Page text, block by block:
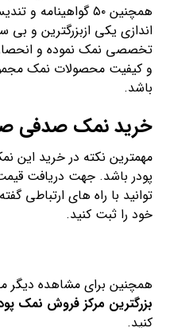
همچنین ۵۰
اندازی یکی ازبزرگترین و بی
تخصصی نمک نموده و
و کیفیت محصولات نمک
باشد.
خرید نمک صدفی
مهمترین نکته در خرید
پودر باشد. جهت دریافت
توانید با راه های ارتباطی
خود را ثبت کنید.
همچنین برای مشاهده دیگر
بزرگترین مرکز فروش نمک
کنید.